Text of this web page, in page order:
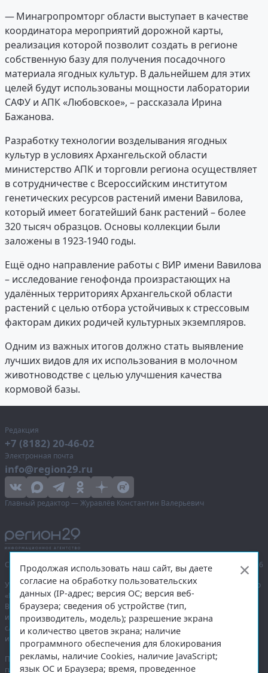
— Минагропромторг области выступает в качестве
координатора мероприятий дорожной карты,
реализация которой позволит создать в регионе
собственную базу для получения посадочного
материала ягодных культур. В дальнейшем для этих
целей будут использованы мощности лаборатории
САФУ и АПК «Любовское», – рассказала Ирина
Бажанова.
Разработку технологии возделывания ягодных
культур в условиях Архангельской области
министерство АПК и торговли региона осуществляет
в сотрудничестве с Всероссийским институтом
генетических ресурсов растений имени Вавилова,
который имеет богатейший банк растений – более
320 тысяч образцов. Основы коллекции были
заложены в 1923-1940 годы.
Ещё одно направление работы с ВИР имени Вавилова
– исследование генофонда произрастающих на
удалённых территориях Архангельской области
растений с целью отбора устойчивых к стрессовым
факторам диких родичей культурных экземпляров.
Одним из важных итогов должно стать выявление
лучших видов для их использования в молочном
животноводстве с целью улучшения качества
кормовой базы.
Редакция
+7 (8182) 20-46-02
Электронная почта
info@region29.ru
Главный редактор — Журавлёв Константин Валерьевич
Сетевое издание «Информационное агентство Регион 29»,
© 2016–2026
Учредитель — общество с ограниченной ответственностью «Агентство
«Правда Севера».
Выписка из реестра зарегистрированных средств массовой
информации:ЭЛ № ФС 77-74226от 09.11.2018 выдано Федеральной
службой по надзору в сфере связи, информационных технологий
и массовых коммуникаций (Роскомнадзор).
При полном или частичном использовании любых материалов
гиперссылка на region29.ruобязательна. Копирование материалов без
Продолжая использовать наш сайт, вы даете
согласие на обработку пользовательских
данных (IP-адрес; версия ОС; версия веб-
браузера; сведения об устройстве (тип,
производитель, модель); разрешение экрана
и количество цветов экрана; наличие
программного обеспечения для блокирования
рекламы, наличие Cookies, наличие JavaScript;
язык ОС и Браузера; время, проведенное